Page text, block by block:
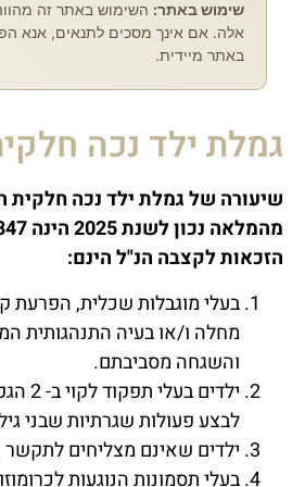
שימוש באתר: השימוש באתר זה
אלה. אם אינך מסכים לתנאים, אנא
באתר מיידית.
גמלת ילד נכה חלקית
שיעורה של גמלת ילד נכה
הזכאות לקצבה הנ"ל הינם:
בעלי מוגבלות שכלית, הפרעת
מחלה ו/או בעיה התנהגותית
והשגחה מסביבתם.
לבצע פעולות שגרתיות שבני
ילדים שאינם מצליחים לתקשר
בעלי תסמונות הנוגעות